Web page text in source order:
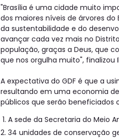
"Brasília é uma cidade muito
dos maiores níveis de árvores
da sustentabilidade e do
avançar cada vez mais no
população, graças a Deus, que
que nos orgulha muito", finalizou
A expectativa do GDF é que a
resultando em uma economia
públicos que serão beneficiados
A sede da Secretaria do Meio
34 unidades de conservação